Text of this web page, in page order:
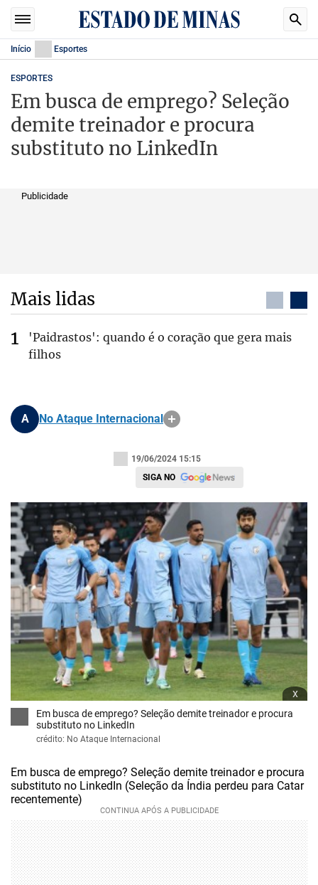
Início Esportes
ESPORTES
Em busca de emprego? Seleção
demite treinador e procura
substituto no LinkedIn
Publicidade
Mais lidas
'Paidrastos': quando é o coração que gera mais
filhos
A No Ataque Internacional
19/06/2024 15:15
SIGA NO
x
Em busca de emprego? Seleção demite treinador e procura
substituto no LinkedIn
crédito: No Ataque Internacional
Em busca de emprego? Seleção demite treinador e procura
substituto no LinkedIn (Seleção da Índia perdeu para Catar
recentemente)